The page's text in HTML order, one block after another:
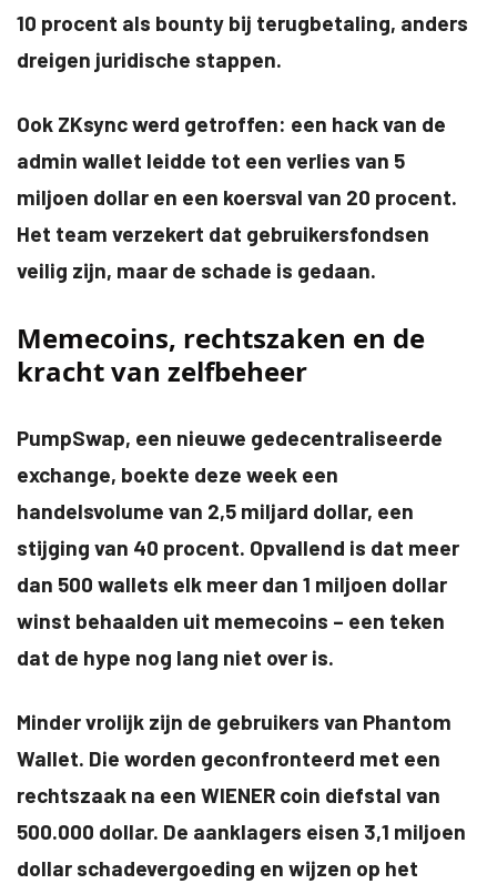
10 procent als bounty bij terugbetaling, anders
dreigen juridische stappen.
Ook ZKsync werd getroffen: een hack van de
admin wallet leidde tot een verlies van 5
miljoen dollar en een koersval van 20 procent.
Het team verzekert dat gebruikersfondsen
veilig zijn, maar de schade is gedaan.
Memecoins, rechtszaken en de
kracht van zelfbeheer
PumpSwap, een nieuwe gedecentraliseerde
exchange, boekte deze week een
handelsvolume van 2,5 miljard dollar, een
stijging van 40 procent. Opvallend is dat meer
dan 500 wallets elk meer dan 1 miljoen dollar
winst behaalden uit memecoins – een teken
dat de hype nog lang niet over is.
Minder vrolijk zijn de gebruikers van Phantom
Wallet. Die worden geconfronteerd met een
rechtszaak na een WIENER coin diefstal van
500.000 dollar. De aanklagers eisen 3,1 miljoen
dollar schadevergoeding en wijzen op het